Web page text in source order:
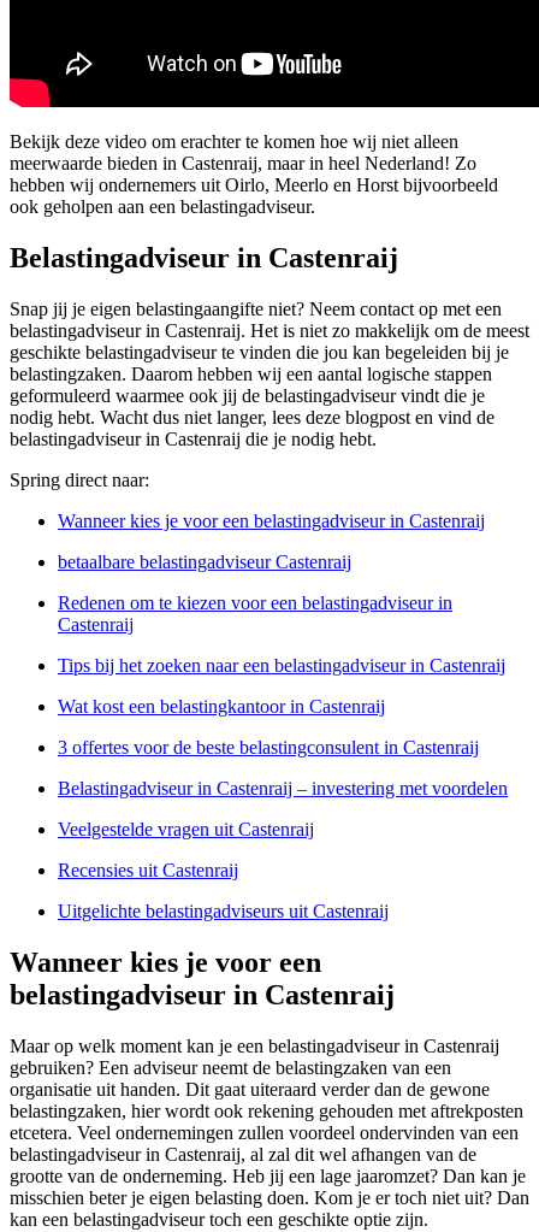
Bekijk deze video om erachter te komen hoe wij niet alleen
meerwaarde bieden in Castenraij, maar in heel Nederland! Zo
hebben wij ondernemers uit Oirlo, Meerlo en Horst bijvoorbeeld
ook geholpen aan een belastingadviseur.
Belastingadviseur in Castenraij
Snap jij je eigen belastingaangifte niet? Neem contact op met een
belastingadviseur in Castenraij. Het is niet zo makkelijk om de meest
geschikte belastingadviseur te vinden die jou kan begeleiden bij je
belastingzaken. Daarom hebben wij een aantal logische stappen
geformuleerd waarmee ook jij de belastingadviseur vindt die je
nodig hebt. Wacht dus niet langer, lees deze blogpost en vind de
belastingadviseur in Castenraij die je nodig hebt.
Spring direct naar:
Wanneer kies je voor een belastingadviseur in Castenraij
betaalbare belastingadviseur Castenraij
Redenen om te kiezen voor een belastingadviseur in
Castenraij
Tips bij het zoeken naar een belastingadviseur in Castenraij
Wat kost een belastingkantoor in Castenraij
3 offertes voor de beste belastingconsulent in Castenraij
Belastingadviseur in Castenraij – investering met voordelen
Veelgestelde vragen uit Castenraij
Recensies uit Castenraij
Uitgelichte belastingadviseurs uit Castenraij
Wanneer kies je voor een
belastingadviseur in Castenraij
Maar op welk moment kan je een belastingadviseur in Castenraij
gebruiken? Een adviseur neemt de belastingzaken van een
organisatie uit handen. Dit gaat uiteraard verder dan de gewone
belastingzaken, hier wordt ook rekening gehouden met aftrekposten
etcetera. Veel ondernemingen zullen voordeel ondervinden van een
belastingadviseur in Castenraij, al zal dit wel afhangen van de
grootte van de onderneming. Heb jij een lage jaaromzet? Dan kan je
misschien beter je eigen belasting doen. Kom je er toch niet uit? Dan
kan een belastingadviseur toch een geschikte optie zijn.